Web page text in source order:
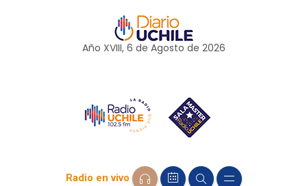
Año XVIII, 6 de Agosto de 2026
Radio en vivo